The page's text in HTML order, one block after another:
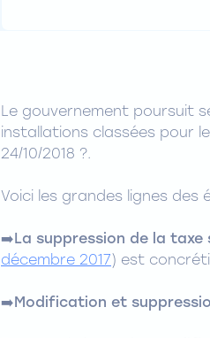
Le gouvernement poursuit
installations classées pour
24/10/2018 ?.
Voici les grandes lignes des
➡️La suppression de la
décembre 2017 ) est
➡️ Modification et